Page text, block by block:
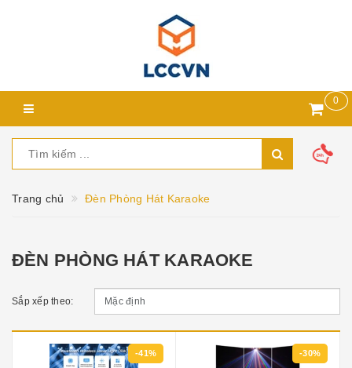
0
Trang chủ Đèn Phòng Hát Karaoke
ĐÈN PHÒNG HÁT KARAOKE
Sắp xếp theo:
-41% -30%